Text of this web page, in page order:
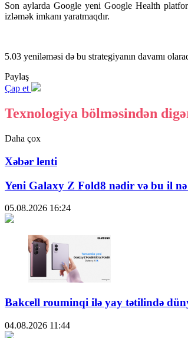
Son aylarda Google yeni Google Health
izləmək imkanı yaratmaqdır.
5.03 yeniləməsi də bu strategiyanın davamı
Paylaş
Çap et
Texnologiya bölməsindən
Daha çox
Xəbər lenti
Yeni Galaxy Z Fold8 nədir və bu il
05.08.2026 16:24
Bakcell rouminqi ilə yay tətilində
04.08.2026 11:44